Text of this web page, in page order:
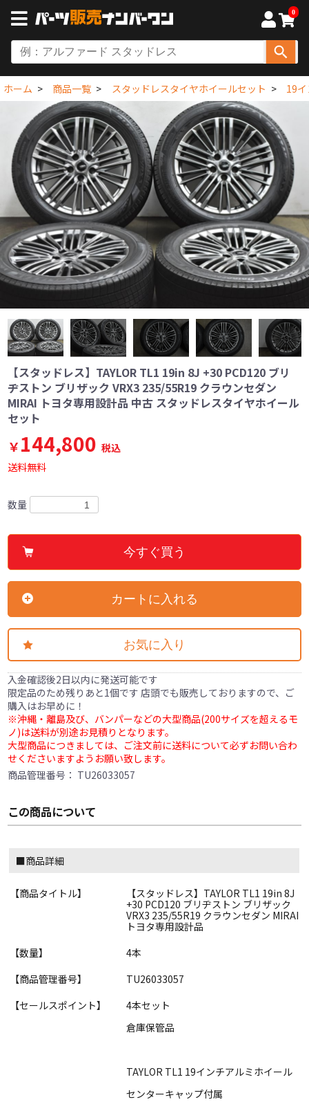
0
ホーム 商品一覧 スタッドレスタイヤホイールセット 19
【スタッドレス】TAYLOR TL1 19in 8J +30 PCD120 ブリ
ヂストン ブリザック VRX3 235/55R19 クラウンセダン
MIRAI トヨタ専用設計品 中古 スタッドレスタイヤホイール
セット
￥144,800 税込
送料無料
数量
今すぐ買う
カートに入れる
お気に入り
入金確認後2日以内に発送可能です
限定品のため残りあと1個です 店頭でも販売しておりますので、ご
購入はお早めに！
※沖縄・離島及び、バンパーなどの大型商品(200サイズを超えるモ
ノ)は送料が別途お見積りとなります。
大型商品につきましては、ご注文前に送料について必ずお問い合わ
せくださいますようお願い致します。
商品管理番号： TU26033057
この商品について
■商品詳細
【商品タイトル】
【スタッドレス】TAYLOR TL1 19in 8J
+30 PCD120 ブリヂストン ブリザック
VRX3 235/55R19 クラウンセダン MIRAI
トヨタ専用設計品
【数量】
4本
【商品管理番号】
TU26033057
【セールスポイント】
4本セット
倉庫保管品
TAYLOR TL1 19インチアルミホイール
センターキャップ付属